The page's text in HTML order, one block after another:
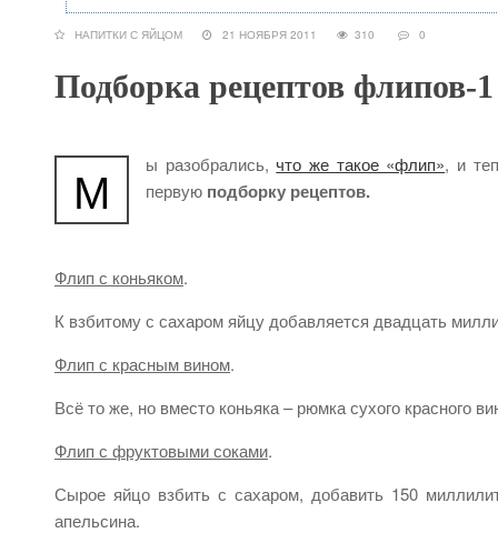
НАПИТКИ С ЯЙЦОМ 21 НОЯБРЯ 2011 310 0
Подборка рецептов флипов-1
М ы разобрались, что же такое «флип», и
первую подборку рецептов.
Флип с коньяком.
К взбитому с сахаром яйцу добавляется двадцать
Флип с красным вином.
Всё то же, но вместо коньяка – рюмка сухого красного
Флип с фруктовыми соками.
Сырое яйцо взбить с сахаром, добавить 150
апельсина.